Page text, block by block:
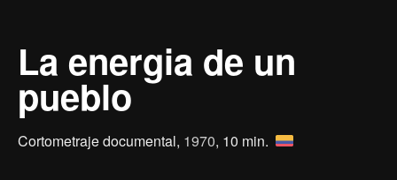
La energia de un
pueblo
Cortometraje documental, 1970, 10 min.